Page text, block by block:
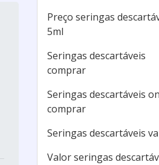
Preço seringas
5ml
Seringas descartáveis
comprar
Seringas descartáveis
comprar
Seringas descartáveis
Valor seringas